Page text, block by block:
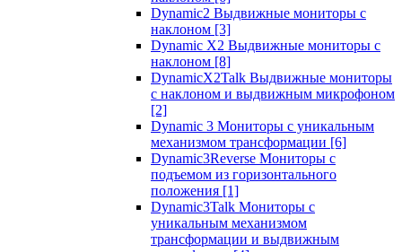
Dynamic2 Выдвижные мониторы с
наклоном [3]
Dynamic X2 Выдвижные мониторы с
наклоном [8]
DynamicX2Talk Выдвижные мониторы
с наклоном и выдвижным микрофоном
[2]
Dynamic 3 Мониторы с уникальным
механизмом трансформации [6]
Dynamic3Reverse Мониторы с
подъемом из горизонтального
положения [1]
Dynamic3Talk Мониторы с
уникальным механизмом
трансформации и выдвижным